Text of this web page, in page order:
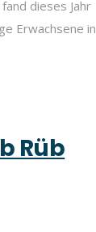
dieses Jahr
Erwachsene in
Rüb